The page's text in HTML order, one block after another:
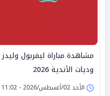
مشاهدة مباراة ليفربول
وديات الأندية 2026
الأحد 02/أغسطس/2026 - 11:02 م